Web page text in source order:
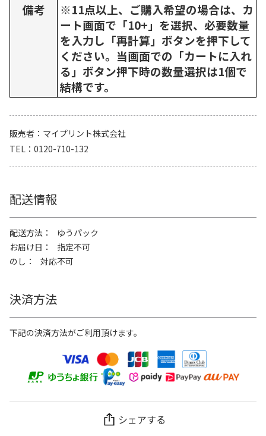
備考
※11点以上、ご購入希望の場合は、カ
ート画面で「10+」を選択、必要数量
を入力し「再計算」ボタンを押下して
ください。当画面での「カートに入れ
る」ボタン押下時の数量選択は1個で
結構です。
販売者
マイプリント株式会社
TEL
0120-710-132
配送情報
配送方法
ゆうパック
お届け日
指定不可
のし
対応不可
決済方法
下記の決済方法がご利用頂けます。
シェアする